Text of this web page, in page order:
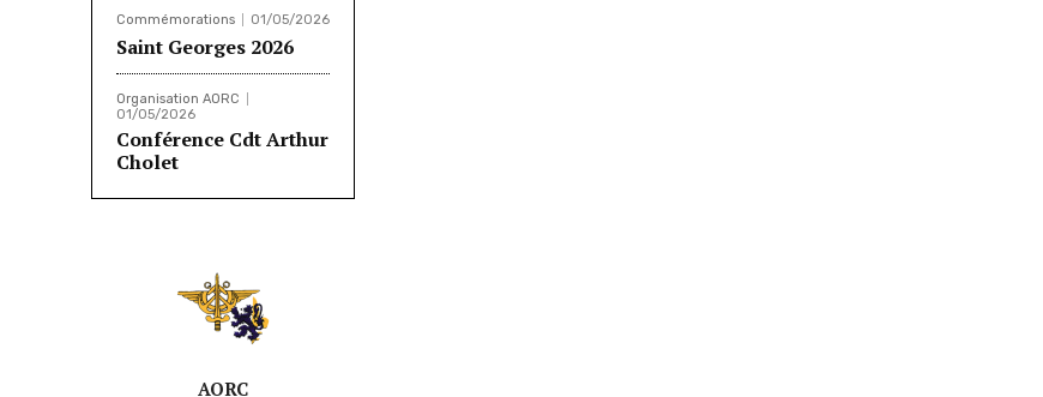
Commémorations 01/05/2026
Saint Georges 2026
Organisation AORC
01/05/2026
Conférence Cdt Arthur
Cholet
AORC